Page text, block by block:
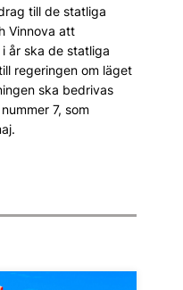
till de statliga
Vinnova att
år ska de statliga
regeringen om läget
ska bedrivas
7, som